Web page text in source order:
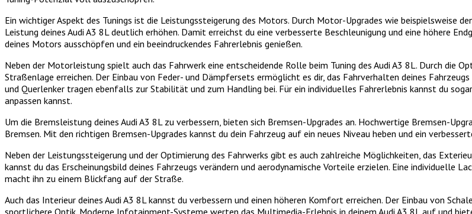
Ein wichtiger Aspekt des Tunings ist die Leistungssteigerung des Motors. Durch Motor-Upgrades wie beispielsweise
Leistung deines Audi A3 8L deutlich erhöhen. Damit erreichst du eine verbesserte Beschleunigung und eine höhere
deines Motors ausschöpfen und ein beeindruckendes Fahrerlebnis genießen.
Neben der Motorleistung spielt auch das Fahrwerk eine entscheidende Rolle beim Tuning des Audi A3 8L. Durch die
Straßenlage erreichen. Der Einbau von Feder- und Dämpfersets ermöglicht es dir, das Fahrverhalten deines
und Querlenker tragen ebenfalls zur Stabilität und zum Handling bei. Für ein individuelles Fahrerlebnis kannst du
anpassen kannst.
Um die Bremsleistung deines Audi A3 8L zu verbessern, bieten sich Bremsen-Upgrades an. Hochwertige Bremsen-
Bremsen. Mit den richtigen Bremsen-Upgrades kannst du dein Fahrzeug auf ein neues Niveau heben und ein
Neben der Leistungssteigerung und der Optimierung des Fahrwerks gibt es auch zahlreiche Möglichkeiten, das
kannst du das Erscheinungsbild deines Fahrzeugs verändern und aerodynamische Vorteile erzielen. Eine individuelle
macht ihn zu einem Blickfang auf der Straße.
Auch das Interieur deines Audi A3 8L kannst du verbessern und einen höheren Komfort erreichen. Der Einbau von
sportlichere Optik. Moderne Infotainment-Systeme werten das Multimedia-Erlebnis in deinem Audi A3 8L auf und